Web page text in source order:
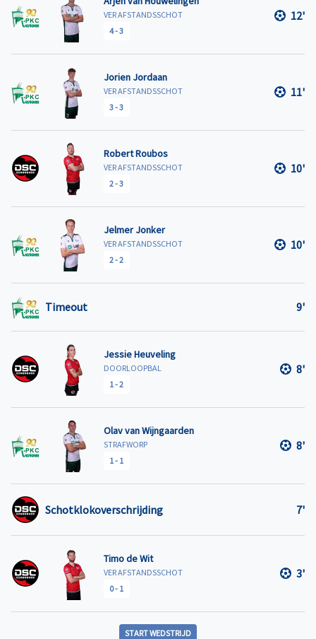
VER AFSTANDSSCHOT
4-3
12'
Jorien Jordaan
VER AFSTANDSSCHOT
3-3
11'
Robert Roubos
VER AFSTANDSSCHOT
2-3
10'
Jelmer Jonker
VER AFSTANDSSCHOT
2-2
10'
Timeout 9'
Jessie Heuveling
DOORLOOPBAL
1-2
8'
Olav van Wijngaarden
STRAFWORP
1- 1
8'
Schotklokoverschrijding 7'
Timo de Wit
VER AFSTANDSSCHOT
0- 1
3'
START WEDSTRIJD